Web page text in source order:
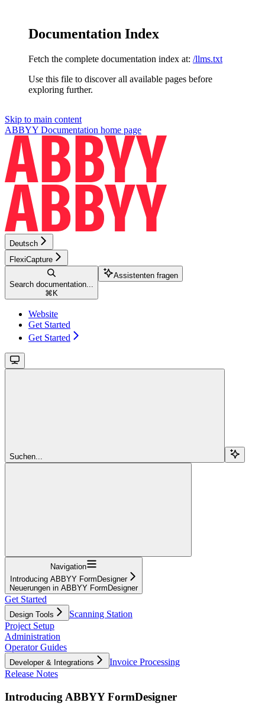
Documentation Index
Fetch the complete documentation index at: /llms.txt
Use this file to discover all available pages before
exploring further.
Skip to main content
ABBYY Documentation home page
Deutsch
FlexiCapture
Search documentation...
⌘ K
Assistenten fragen
Website
Get Started
Get Started
Suchen...
Navigation
Introducing ABBYY FormDesigner
Neuerungen in ABBYY FormDesigner
Get Started
Design Tools
Scanning Station
Project Setup
Administration
Operator Guides
Developer & Integrations
Invoice Processing
Release Notes
Introducing ABBYY FormDesigner